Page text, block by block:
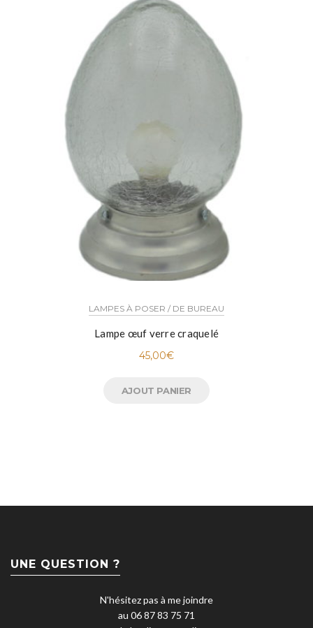
LAMPES À POSER / DE BUREAU
Lampe œuf verre craquelé
45,00€
AJOUT PANIER
UNE QUESTION ?
N'hésitez pas à me joindre
au 06 87 83 75 71